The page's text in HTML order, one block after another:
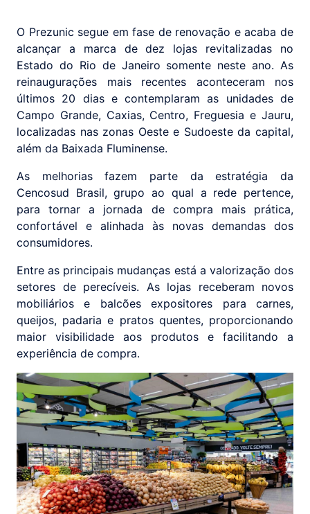
O Prezunic segue em fase de renovação e acaba de
alcançar a marca de dez lojas revitalizadas no
Estado do Rio de Janeiro somente neste ano. As
reinaugurações mais recentes aconteceram nos
últimos 20 dias e contemplaram as unidades de
Campo Grande, Caxias, Centro, Freguesia e Jauru,
localizadas nas zonas Oeste e Sudoeste da capital,
além da Baixada Fluminense.
As melhorias fazem parte da estratégia da
Cencosud Brasil, grupo ao qual a rede pertence,
para tornar a jornada de compra mais prática,
confortável e alinhada às novas demandas dos
consumidores.
Entre as principais mudanças está a valorização dos
setores de perecíveis. As lojas receberam novos
mobiliários e balcões expositores para carnes,
queijos, padaria e pratos quentes, proporcionando
maior visibilidade aos produtos e facilitando a
experiência de compra.